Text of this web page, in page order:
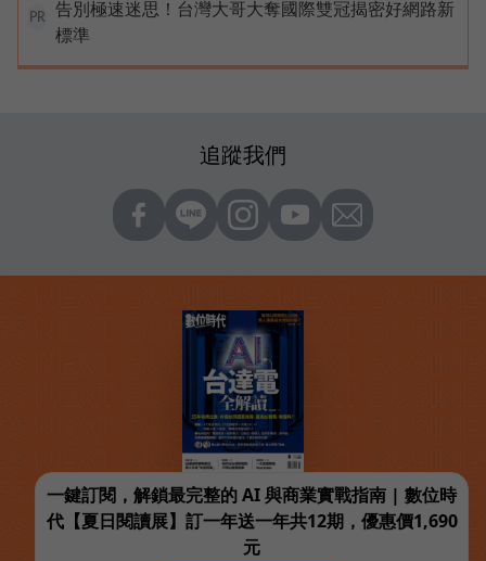
PR
告別極速迷思！台灣大哥大奪國際雙冠揭密好網路新
標準
追蹤我們
一鍵訂閱，解鎖最完整的 AI 與商業實戰指南 | 數位時
代【夏日閱讀展】訂一年送一年共12期，優惠價1,690
元